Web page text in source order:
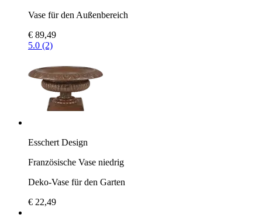
Vase für den Außenbereich
€ 89,49
5.0 (2)
Esschert Design
Französische Vase niedrig
Deko-Vase für den Garten
€ 22,49